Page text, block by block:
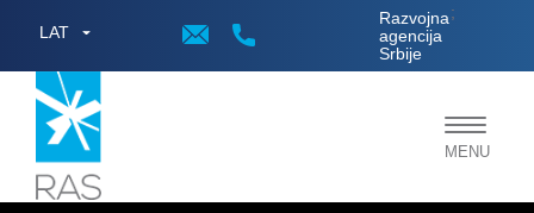
LAT
Razvojna
agencija
Srbije
;
Toggle
MENU